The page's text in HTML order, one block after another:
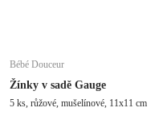
Bébé Douceur
Žínky v sadě Gauge
5 ks, růžové, mušelínové, 11x11 cm